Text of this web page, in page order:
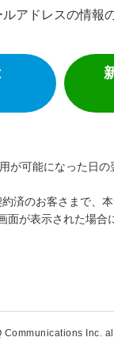
アドレスの情報
が可能になった日
済のお客さまで、
面が表示された場
Communications Inc.